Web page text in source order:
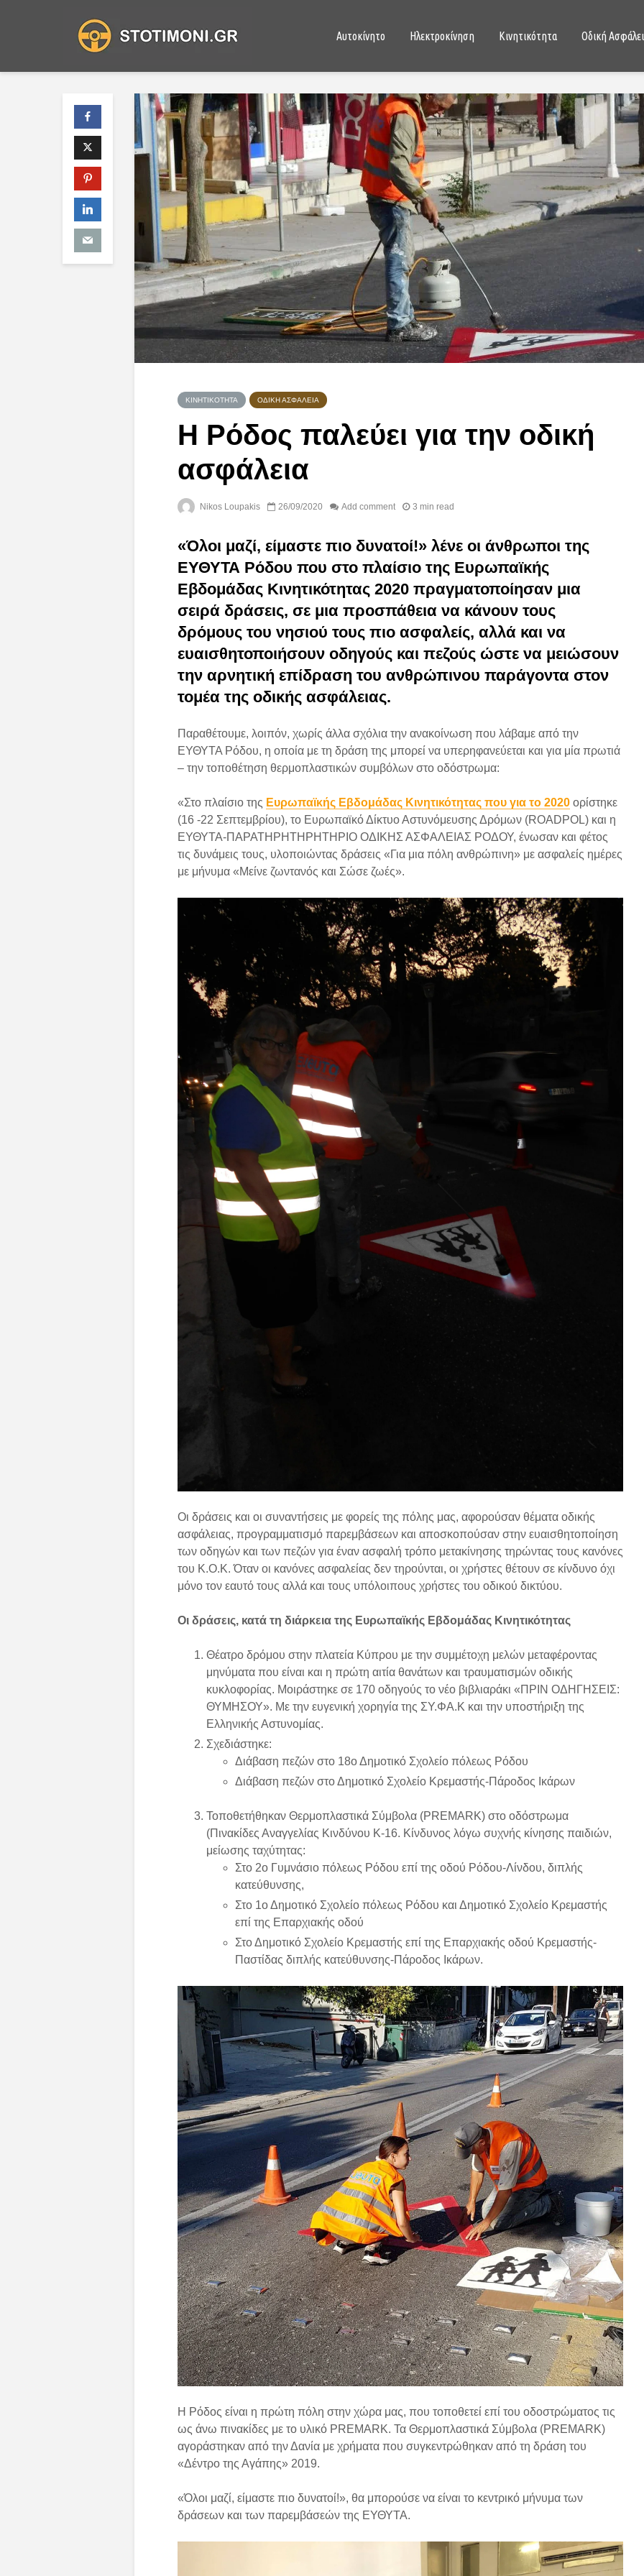
Αυτοκίνητο Ηλεκτροκίνηση Κινητικότητα Οδική
ΚΙΝΗΤΙΚΌΤΗΤΑ ΟΔΙΚΉ ΑΣΦΆΛΕΙΑ
Η Ρόδος παλεύει για την οδική
ασφάλεια
Nikos Loupakis 26/09/2020 Add comment 3 min read
«Όλοι μαζί, είμαστε πιο δυνατοί!» λένε οι άνθρωποι της
ΕΥΘΥΤΑ Ρόδου που στο πλαίσιο της Ευρωπαϊκής
Εβδομάδας Κινητικότητας 2020 πραγματοποίησαν μια
σειρά δράσεις, σε μια προσπάθεια να κάνουν τους
δρόμους του νησιού τους πιο ασφαλείς, αλλά και να
ευαισθητοποιήσουν οδηγούς και πεζούς ώστε να μειώσουν
την αρνητική επίδραση του ανθρώπινου παράγοντα στον
τομέα της οδικής ασφάλειας.
Παραθέτουμε, λοιπόν, χωρίς άλλα σχόλια την ανακοίνωση που λάβαμε από την
ΕΥΘΥΤΑ Ρόδου, η οποία με τη δράση της μπορεί να υπερηφανεύεται και για μία πρωτιά
– την τοποθέτηση θερμοπλαστικών συμβόλων στο οδόστρωμα:
«Στο πλαίσιο της Ευρωπαϊκής Εβδομάδας Κινητικότητας που για το 2020 ορίστηκε
(16 -22 Σεπτεμβρίου), το Ευρωπαϊκό Δίκτυο Αστυνόμευσης Δρόμων (ROADPOL) και η
ΕΥΘΥΤΑ-ΠΑΡΑΤΗΡΗΤΗΡΗΤΗΡΙΟ ΟΔΙΚΗΣ ΑΣΦΑΛΕΙΑΣ ΡΟΔΟΥ, ένωσαν και φέτος
τις δυνάμεις τους, υλοποιώντας δράσεις «Για μια πόλη ανθρώπινη» με ασφαλείς ημέρες
με μήνυμα «Μείνε ζωντανός και Σώσε ζωές».
Οι δράσεις και οι συναντήσεις με φορείς της πόλης μας, αφορούσαν θέματα οδικής
ασφάλειας, προγραμματισμό παρεμβάσεων και αποσκοπούσαν στην ευαισθητοποίηση
των οδηγών και των πεζών για έναν ασφαλή τρόπο μετακίνησης τηρώντας τους κανόνες
του Κ.Ο.Κ. Όταν οι κανόνες ασφαλείας δεν τηρούνται, οι χρήστες θέτουν σε κίνδυνο όχι
μόνο τον εαυτό τους αλλά και τους υπόλοιπους χρήστες του οδικού δικτύου.
Οι δράσεις, κατά τη διάρκεια της Ευρωπαϊκής Εβδομάδας Κινητικότητας
Θέατρο δρόμου στην πλατεία Κύπρου με την συμμέτοχη μελών μεταφέροντας
μηνύματα που είναι και η πρώτη αιτία θανάτων και τραυματισμών οδικής
κυκλοφορίας. Μοιράστηκε σε 170 οδηγούς το νέο βιβλιαράκι «ΠΡΙΝ ΟΔΗΓΗΣΕΙΣ:
ΘΥΜΗΣΟΥ». Με την ευγενική χορηγία της ΣΥ.ΦΑ.Κ και την υποστήριξη της
Ελληνικής Αστυνομίας.
Σχεδιάστηκε:
Διάβαση πεζών στο 18ο Δημοτικό Σχολείο πόλεως Ρόδου
Διάβαση πεζών στο Δημοτικό Σχολείο Κρεμαστής-Πάροδος Ικάρων
Τοποθετήθηκαν Θερμοπλαστικά Σύμβολα (PREMARK) στο οδόστρωμα
(Πινακίδες Αναγγελίας Κινδύνου Κ-16. Κίνδυνος λόγω συχνής κίνησης παιδιών,
μείωσης ταχύτητας:
Στο 2ο Γυμνάσιο πόλεως Ρόδου επί της οδού Ρόδου-Λίνδου, διπλής
κατεύθυνσης,
Στο 1ο Δημοτικό Σχολείο πόλεως Ρόδου και Δημοτικό Σχολείο Κρεμαστής
επί της Επαρχιακής οδού
Στο Δημοτικό Σχολείο Κρεμαστής επί της Επαρχιακής οδού Κρεμαστής-
Παστίδας διπλής κατεύθυνσης-Πάροδος Ικάρων.
Η Ρόδος είναι η πρώτη πόλη στην χώρα μας, που τοποθετεί επί του οδοστρώματος τις
ως άνω πινακίδες με το υλικό PREMARK. Τα Θερμοπλαστικά Σύμβολα (PREMARK)
αγοράστηκαν από την Δανία με χρήματα που συγκεντρώθηκαν από τη δράση του
«Δέντρο της Αγάπης» 2019.
«Όλοι μαζί, είμαστε πιο δυνατοί!», θα μπορούσε να είναι το κεντρικό μήνυμα των
δράσεων και των παρεμβάσεών της ΕΥΘΥΤΑ.
Τι σημαίνει το σχήμα και το
χρώμα των πινακίδων της
Τροχαίας;
06/09/2020
Σκύλος στο αυτοκίνητο: 10
συμβουλές για την
ασφάλεια του τετράποδου
φίλου σας
10/05/2021
6 τρόποι για τη μείωση των
θυμάτων των τροχαίων
ατυχημάτων
30/04/2020
Το
των 13,0
δολαρίων!
24/05/
Αυτό
Hyundai:
πόλεις
19/04/